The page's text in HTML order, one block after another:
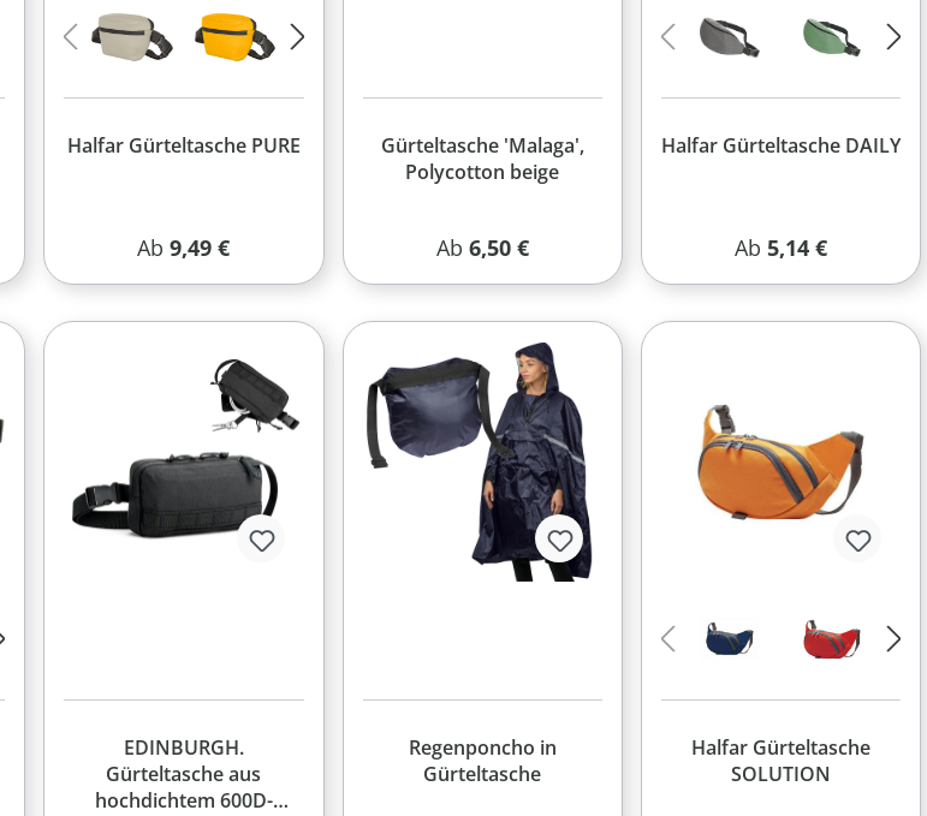
Halfar Gürteltasche PURE
Regulärer Preis:
Ab9,49 €
Gürteltasche 'Malaga',
Polycotton beige
Regulärer Preis:
Ab 6,50 €
Halfar Gürteltasche DAILY
Regulärer Preis:
Ab 5,14 €
EDINBURGH.
Gürteltasche aus
hochdichtem 600D-
Regenponcho in
Gürteltasche
Halfar Gürteltasche
SOLUTION